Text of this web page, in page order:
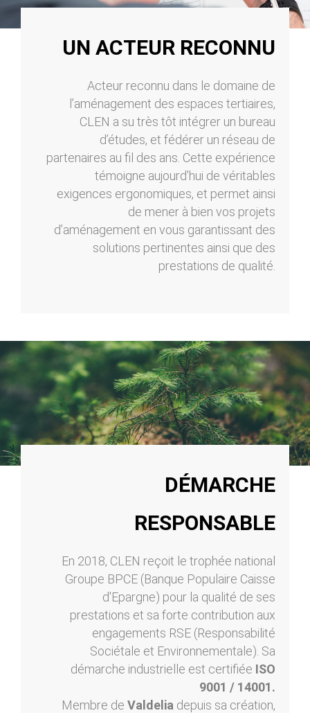
UN ACTEUR RECONNU
Acteur reconnu dans le domaine de
l’aménagement des espaces tertiaires,
CLEN a su très tôt intégrer un bureau
d’études, et fédérer un réseau de
partenaires au fil des ans. Cette expérience
témoigne aujourd’hui de véritables
exigences ergonomiques, et permet ainsi
de mener à bien vos projets
d’aménagement en vous garantissant des
solutions pertinentes ainsi que des
prestations de qualité.
DÉMARCHE
RESPONSABLE
En 2018, CLEN reçoit le trophée national
Groupe BPCE (Banque Populaire Caisse
d'Epargne) pour la qualité de ses
prestations et sa forte contribution aux
engagements RSE (Responsabilité
Sociétale et Environnementale). Sa
démarche industrielle est certifiée ISO
9001 / 14001.
Membre de Valdelia depuis sa création,